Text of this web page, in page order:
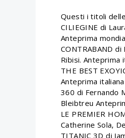
Questi i titoli
CILIEGINE di
Anteprima
CONTRABAND
Ribisi. Anteprima
THE BEST
Anteprima italiana
360 di Fernando
Bleibtreu
LE PREMIER
Catherine Sola,
TITANIC 3D di